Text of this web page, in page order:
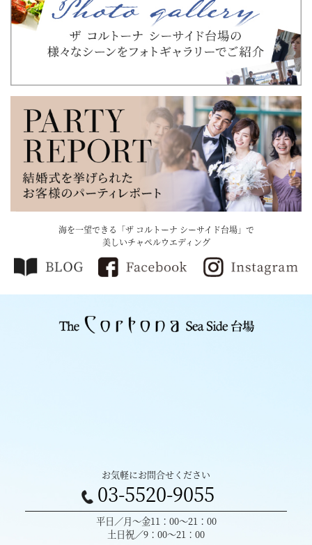
海を一望できる「ザ コルトーナ シーサイド台場」で
美しいチャペルウエディング
お気軽にお問合せください
03-5520-9055
平日／月～金11：00～21：00
土日祝／9：00～21：00